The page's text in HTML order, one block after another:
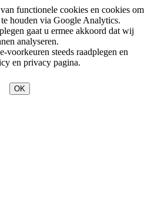
functionele cookies en cookies om
houden via Google Analytics.
gaat u ermee akkoord dat wij
analyseren.
steeds raadplegen en
en privacy pagina.
OK